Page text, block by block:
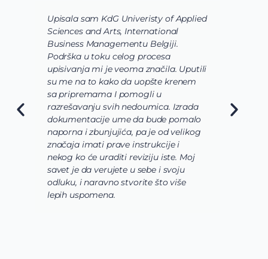
Upisala sam KdG Univeristy of Applied
Sciences and Arts, International
Business Managementu Belgiji.
Podrška u toku celog procesa
upisivanja mi je veoma značila. Uputili
su me na to kako da uopšte krenem
sa pripremama I pomogli u
razrešavanju svih nedoumica. Izrada
dokumentacije ume da bude pomalo
naporna i zbunjujića, pa je od velikog
značaja imati prave instrukcije i
nekog ko će uraditi reviziju iste. Moj
savet je da verujete u sebe i svoju
odluku, i naravno stvorite što više
lepih uspomena.